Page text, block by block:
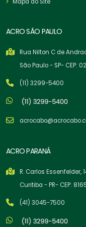
ACRO SÃO PAULO
Rua Nilton C de
São Paulo - SP- CEP:
(11) 3299-5400
ACRO PARANÁ
R. Carlos Essenfelder,
Curitiba - PR- CEP:
(41) 3045-7500